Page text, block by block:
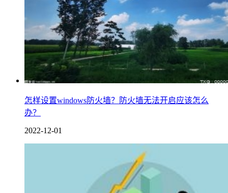
怎样设置windows防火墙？防火墙无法开启应该怎么
办？
2022-12-01